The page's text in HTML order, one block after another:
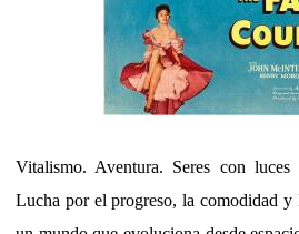
Vitalismo. Aventura. Seres con
Lucha por el progreso, la comodidad y